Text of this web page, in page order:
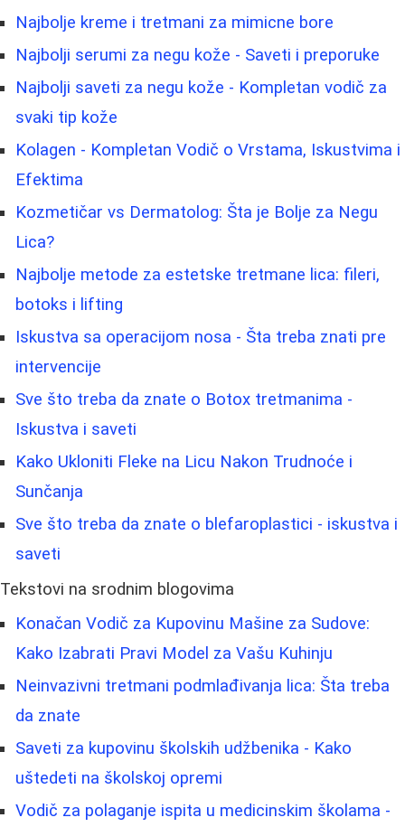
Najbolje kreme i tretmani za mimicne bore
Najbolji serumi za negu kože - Saveti i preporuke
Najbolji saveti za negu kože - Kompletan vodič za
svaki tip kože
Kolagen - Kompletan Vodič o Vrstama, Iskustvima i
Efektima
Kozmetičar vs Dermatolog: Šta je Bolje za Negu
Lica?
Najbolje metode za estetske tretmane lica: fileri,
botoks i lifting
Iskustva sa operacijom nosa - Šta treba znati pre
intervencije
Sve što treba da znate o Botox tretmanima -
Iskustva i saveti
Kako Ukloniti Fleke na Licu Nakon Trudnoće i
Sunčanja
Sve što treba da znate o blefaroplastici - iskustva i
saveti
Tekstovi na srodnim blogovima
Konačan Vodič za Kupovinu Mašine za Sudove:
Kako Izabrati Pravi Model za Vašu Kuhinju
Neinvazivni tretmani podmlađivanja lica: Šta treba
da znate
Saveti za kupovinu školskih udžbenika - Kako
uštedeti na školskoj opremi
Vodič za polaganje ispita u medicinskim školama -